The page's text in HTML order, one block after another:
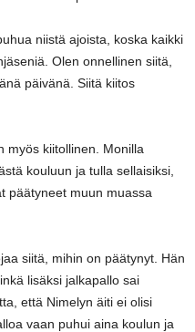
niistä ajoista, koska kaikki
Olen onnellinen siitä,
päivänä. Siitä kiitos
myös kiitollinen. Monilla
kouluun ja tulla sellaisiksi,
päätyneet muun muassa
siitä, mihin on päätynyt. Hän
lisäksi jalkapallo sai
että Nimelyn äiti ei olisi
vaan puhui aina koulun ja